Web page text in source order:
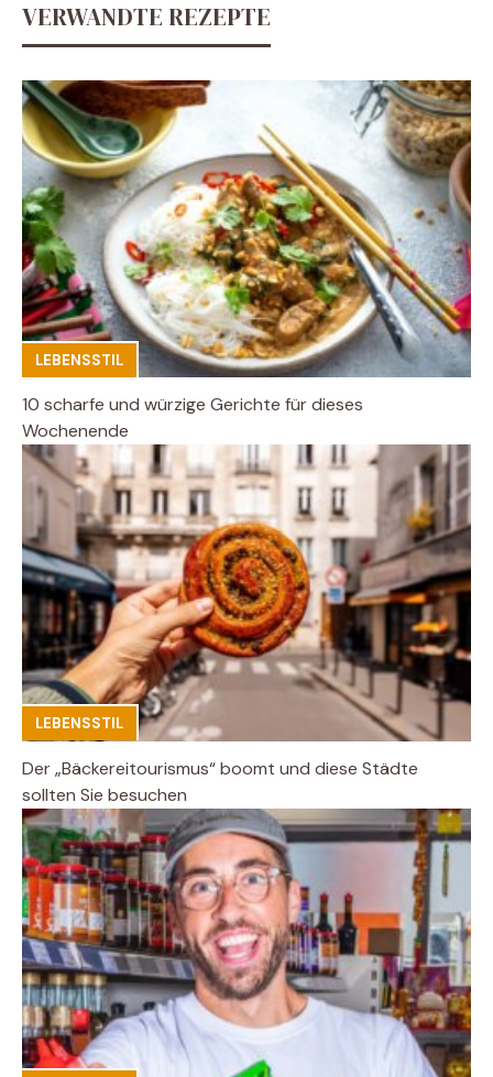
VERWANDTE REZEPTE
LEBENSSTIL
10 scharfe und würzige Gerichte für dieses
Wochenende
LEBENSSTIL
Der „Bäckereitourismus“ boomt und diese Städte
sollten Sie besuchen